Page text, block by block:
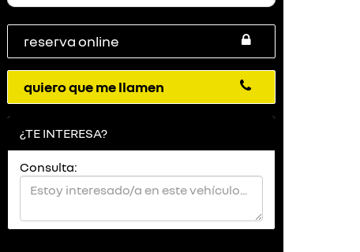
reserva online
quiero que me llamen
¿TE INTERESA?
Consulta: